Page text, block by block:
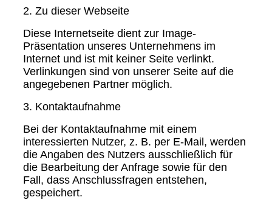
2. Zu dieser Webseite
Diese Internetseite dient zur Image-
Präsentation unseres Unternehmens im
Internet und ist mit keiner Seite verlinkt.
Verlinkungen sind von unserer Seite auf die
angegebenen Partner möglich.
3. Kontaktaufnahme
Bei der Kontaktaufnahme mit einem
interessierten Nutzer, z. B. per E-Mail, werden
die Angaben des Nutzers ausschließlich für
die Bearbeitung der Anfrage sowie für den
Fall, dass Anschlussfragen entstehen,
gespeichert.